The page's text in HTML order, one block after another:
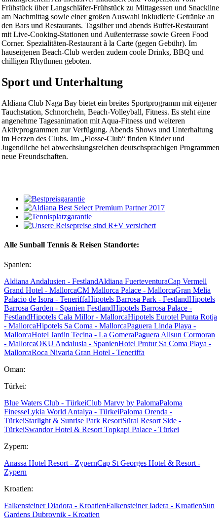
Frühstück über Langschläfer-Frühstück zu Mittagessen und Snackline
am Nachmittag sowie einer großen Auswahl inkludierte Getränke an
den Bars und Restaurants. Tagsüber und abends Buffet-Restaurant
mit Live-Cooking-Stationen und Außenterrasse sowie Green Food
Corner. Spezialitäten-Restaurant à la Carte (gegen Gebühr). Im
hauseigenen Beach-Club werden zudem coole Drinks, BBQ und
chilligen Rhythmen geboten.
Sport und Unterhaltung
Aldiana Club Naga Bay bietet ein breites Sportprogramm mit eigener
Tauchstation, Schnorcheln, Beach-Volleyball, Fitness. Es steht eine
angenehme Tagesanimation mit Aqua-Fitness und weiteren
Aktivprogrammen zur Verfügung. Abends Shows und Unterhaltung
im Herzen des Clubs. Im „Flosse-Club“ finden Kinder und
Jugendliche bei abwechslungsreichen deutschsprachigen Programmen
neue Freundschaften.
Alle Sunball Tennis & Reisen Standorte:
Spanien:
Aldiana Andalusien - FestlandAldiana FuerteventuraCap Vermell
Grand Hotel - MallorcaCM Mallorca Palace - MallorcaGran Melia
Palacio de Isora - TeneriffaHipotels Barrosa Park - FestlandHipotels
Barrosa Garden - Spanien FestlandHipotels Barrosa Palace -
FestlandHipotels Cala Millor - MallorcaHipotels Eurotel Punta Rotja
- MallorcaHipotels Sa Coma - MallorcaPaguera Linda Playa -
MallorcaHotel Jardin Tecina - La GomeraPaguera Allsun Cormoran
- MallorcaOKU Andalusia - SpanienHotel Protur Sa Coma Playa -
MallorcaRoca Nivaria Gran Hotel - Teneriffa
Oman:
Türkei:
Blue Waters Club - TürkeiClub Marvy by PalomaPaloma
FinesseLykia World Antalya - TürkeiPaloma Orenda -
TürkeiStarlight & Sunrise Park ResortSüral Resort Side -
TürkeiSwandor Hotel & Resort Topkapi Palace - Türkei
Zypern:
Anassa Hotel Resort - ZypernCap St Georges Hotel & Resort -
Zypern
Kroatien:
Falkensteiner Diadora - KroatienFalkensteiner Iadera - KroatienSun
Gardens Dubrovnik - Kroatien